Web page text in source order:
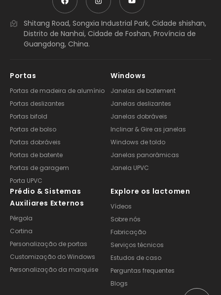
Shitang Road, Songxia Industrial Park, Cidade shishan,
Distrito de Nanhai, Cidade de Foshan, Província de
Guangdong, China.
Portas
Portas de madeira de alumínio
Portas deslizantes
Portas bifold
Portas de bolso
Portas dobráveis
Portas de batente
Portas de garagem
Porta UPVC
Windows
Janelas de batement
Janelas deslizantes
Janelas dobráveis
Inclinar & Gire as janelas
Windows de toldo
Janelas panorâmicas
Janela UPVC
Prédio & Sistemas
Auxiliares Externos
Pérgola
Cortina
Personalização de portas
Customização do Windows
Personalização da marquise
Explore os lactomen
Vídeos
Sobre nós
Fabricação
Serviços técnicos
Estudos de caso
Perguntas frequentes
Blogs